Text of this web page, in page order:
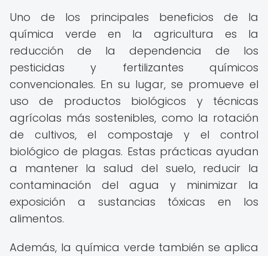
Uno de los principales beneficios de la
química verde en la agricultura es la
reducción de la dependencia de los
pesticidas y fertilizantes químicos
convencionales. En su lugar, se promueve el
uso de productos biológicos y técnicas
agrícolas más sostenibles, como la rotación
de cultivos, el compostaje y el control
biológico de plagas. Estas prácticas ayudan
a mantener la salud del suelo, reducir la
contaminación del agua y minimizar la
exposición a sustancias tóxicas en los
alimentos.
Además, la química verde también se aplica